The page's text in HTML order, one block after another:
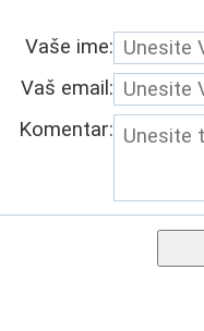
Vaše ime:
Vaš email:
Komentar: